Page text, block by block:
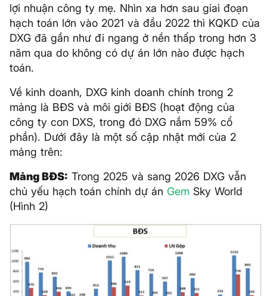
lợi nhuận công ty mẹ. Nhìn xa hơn sau giai đoạn
hạch toán lớn vào 2021 và đầu 2022 thì KQKD của
DXG đã gần như đi ngang ở nền thấp trong hơn 3
năm qua do không có dự án lớn nào được hạch
toán.
Về kinh doanh, DXG kinh doanh chính trong 2
mảng là BĐS và môi giới BĐS (hoạt động của
công ty con DXS, trong đó DXG nắm 59% cổ
phần). Dưới đây là một số cập nhật mới của 2
mảng trên:
Mảng BĐS: Trong 2025 và sang 2026 DXG vẫn
chủ yếu hạch toán chính dự án Gem Sky World
(Hình 2)